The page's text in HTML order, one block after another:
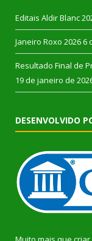
Editais Aldir Blanc
Janeiro Roxo 2026 6
Resultado Final de
19 de janeiro de
DESENVOLVIDO